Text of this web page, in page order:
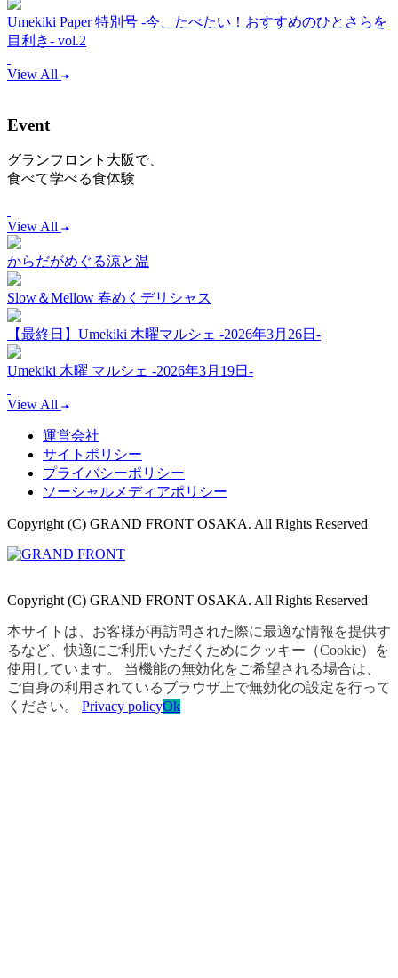
Umekiki Paper 特別号 -今、たべたい！おすすめのひとさらを
目利き- vol.2
View All
Event
グランフロント大阪で、
食べて学べる食体験
View All
からだがめぐる涼と温
Slow＆Mellow 春めくデリシャス
【最終日】Umekiki 木曜マルシェ -2026年3月26日-
Umekiki 木曜 マルシェ -2026年3月19日-
View All
運営会社
サイトポリシー
プライバシーポリシー
ソーシャルメディアポリシー
Copyright (C) GRAND FRONT OSAKA. All Rights Reserved
Copyright (C) GRAND FRONT OSAKA. All Rights Reserved
本サイトは、お客様が再訪問された際に最適な情報を提供す
るなど、快適にご利用いただくためにクッキー（Cookie）を
使用しています。 当機能の無効化をご希望される場合は、
ご自身の利用されているブラウザ上で無効化の設定を行って
ください。 Privacy policyOk